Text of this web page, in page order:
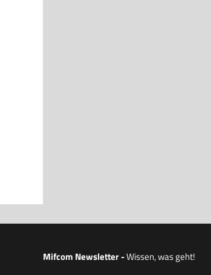
Mifcom Newsletter-Wissen, was geht!